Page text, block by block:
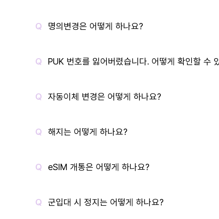
명의변경은 어떻게 하나요?
PUK 번호를 잃어버렸습니다. 어떻게 확인할 수
자동이체 변경은 어떻게 하나요?
해지는 어떻게 하나요?
eSIM 개통은 어떻게 하나요?
군입대 시 정지는 어떻게 하나요?